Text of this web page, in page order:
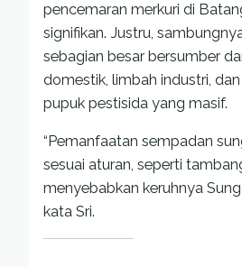
pencemaran merkuri di
signifikan. Justru,
sebagian besar bersumber
domestik, limbah industri,
pupuk pestisida yang masif.
“Pemanfaatan sempadan
sesuai aturan, seperti
menyebabkan keruhnya
kata Sri.